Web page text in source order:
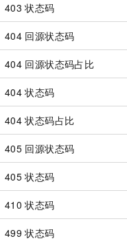
403 状态码
404 回源状态码
404 回源状态码占比
404 状态码
404 状态码占比
405 回源状态码
405 状态码
410 状态码
499 状态码